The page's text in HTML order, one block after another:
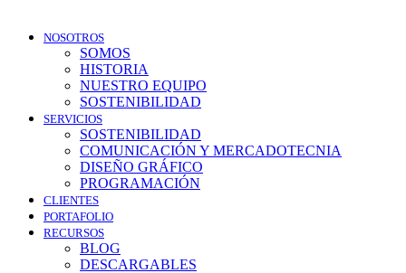
NOSOTROS
SOMOS
HISTORIA
NUESTRO EQUIPO
SOSTENIBILIDAD
SERVICIOS
SOSTENIBILIDAD
COMUNICACIÓN Y MERCADOTECNIA
DISEÑO GRÁFICO
PROGRAMACIÓN
CLIENTES
PORTAFOLIO
RECURSOS
BLOG
DESCARGABLES